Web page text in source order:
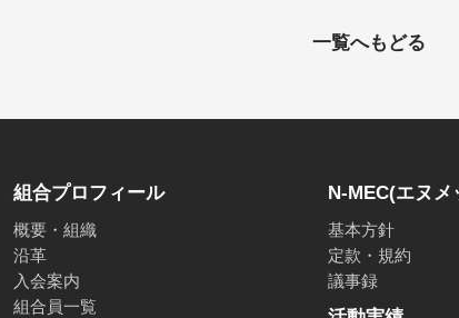
一覧へもどる
組合プロフィール
概要・組織
沿革
入会案内
組合員一覧
N-MEC(エヌメ
基本方針
定款・規約
議事録